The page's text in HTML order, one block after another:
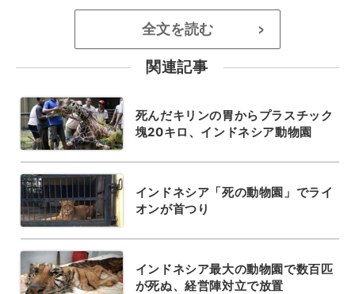
全文を読む >
関連記事
死んだキリンの胃からプラスチック
塊20キロ、インドネシア動物園
インドネシア「死の動物園」でライ
オンが首つり
インドネシア最大の動物園で数百匹
が死ぬ、経営陣対立で放置